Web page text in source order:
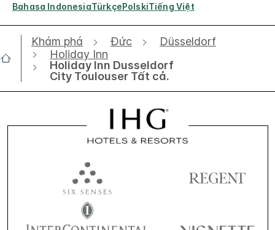
Bahasa IndonesiaTürkçePolskiTiếng Việt
Khám phá Đức
Düsseldorf
Holiday Inn
Holiday Inn Dusseldorf
City Toulouser Tất cả.